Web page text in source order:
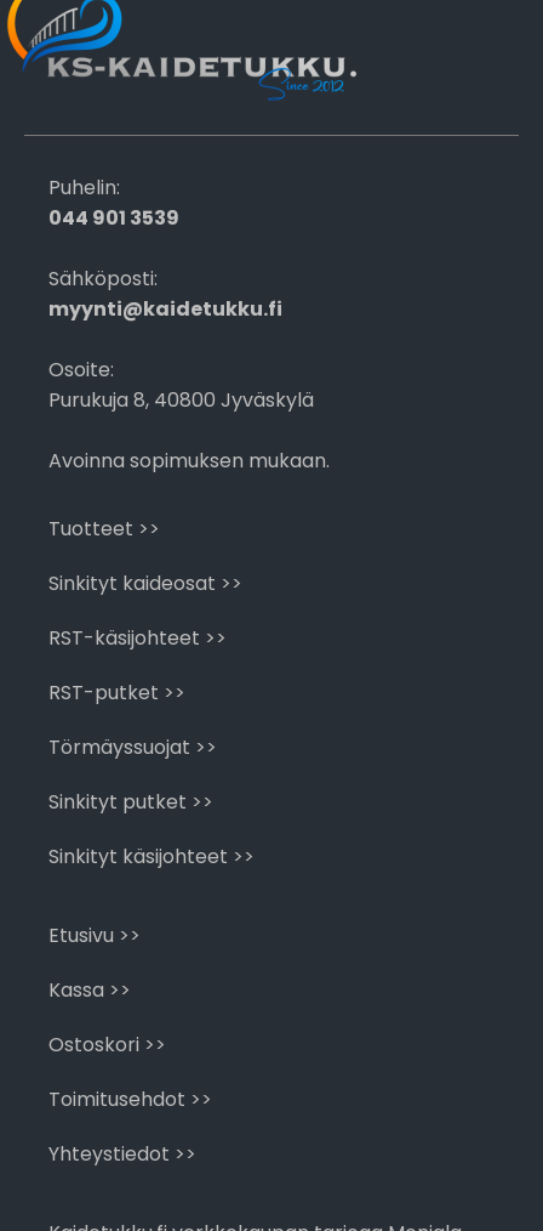
Puhelin:
044 901 3539
Sähköposti:
myynti@kaidetukku.fi
Osoite:
Purukuja 8, 40800 Jyväskylä
Avoinna sopimuksen mukaan.
Tuotteet >>
Sinkityt kaideosat >>
RST-käsijohteet >>
RST-putket >>
Törmäyssuojat >>
Sinkityt putket >>
Sinkityt käsijohteet >>
Etusivu >>
Kassa >>
Ostoskori >>
Toimitusehdot >>
Yhteystiedot >>